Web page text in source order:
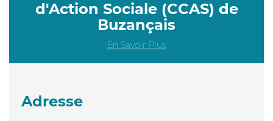
d'Action Sociale (CCAS) de
Buzançais
En Savoir Plus
Adresse